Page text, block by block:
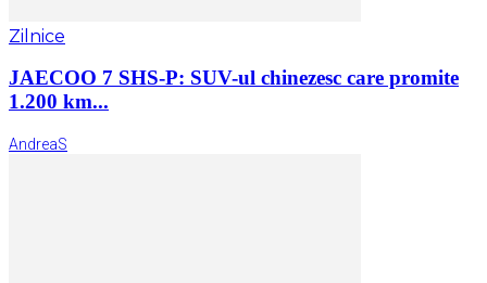
Zilnice
JAECOO 7 SHS-P: SUV-ul chinezesc care promite
1.200 km...
AndreaS